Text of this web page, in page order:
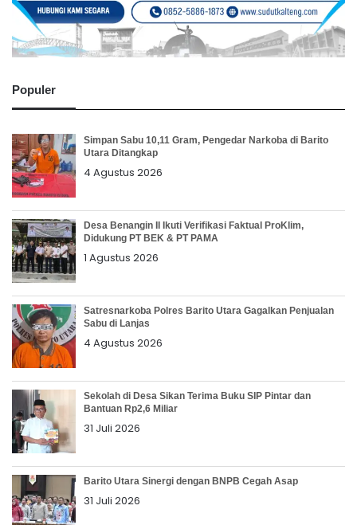
Populer
Simpan Sabu 10,11 Gram, Pengedar Narkoba di Barito
Utara Ditangkap
4 Agustus 2026
Desa Benangin II Ikuti Verifikasi Faktual ProKlim,
Didukung PT BEK & PT PAMA
1 Agustus 2026
Satresnarkoba Polres Barito Utara Gagalkan Penjualan
Sabu di Lanjas
4 Agustus 2026
Sekolah di Desa Sikan Terima Buku SIP Pintar dan
Bantuan Rp2,6 Miliar
31 Juli 2026
Barito Utara Sinergi dengan BNPB Cegah Asap
31 Juli 2026